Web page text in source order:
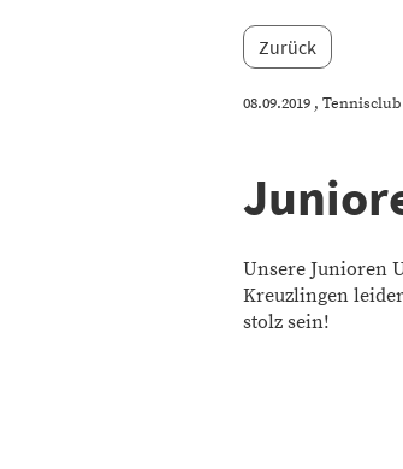
Zurück
08.09.2019,
Unsere Junioren
Kreuzlingen
stolz sein!